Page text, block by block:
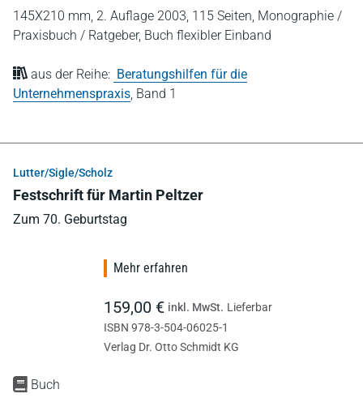
145X210 mm, 2. Auflage 2003, 115 Seiten, Monographie /
Praxisbuch / Ratgeber, Buch flexibler Einband
aus der Reihe: Beratungshilfen für die
Unternehmenspraxis Band 1
Lutter/Sigle/Scholz
Festschrift für Martin Peltzer
Zum 70. Geburtstag
Buch
Mehr erfahren
159,00 € inkl. MwSt. Lieferbar
ISBN 978-3-504-06025-1
Verlag Dr. Otto Schmidt KG